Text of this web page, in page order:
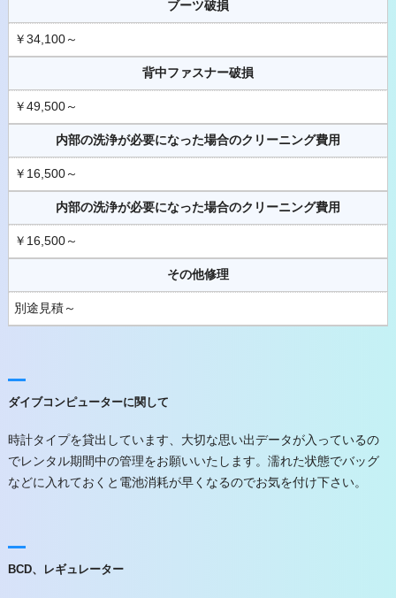
ブーツ破損
￥34,100～
背中ファスナー破損
￥49,500～
内部の洗浄が必要になった場合のクリーニング費用
￥16,500～
内部の洗浄が必要になった場合のクリーニング費用
￥16,500～
その他修理
別途見積～
ダイブコンピューターに関して
時計タイプを貸出しています、大切な思い出データが入っているの
でレンタル期間中の管理をお願いいたします。濡れた状態でバッグ
などに入れておくと電池消耗が早くなるのでお気を付け下さい。
BCD、レギュレーター